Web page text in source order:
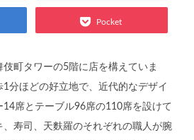
Pocket
町タワーの5階に店を構えていま
分ほどの好立地で、近代的なデザイ
14席とテーブル96席の110席を設けて
寿司、天麩羅のそれぞれの職人が腕